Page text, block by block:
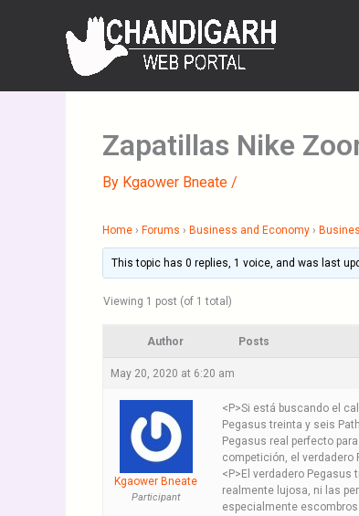
Zapatillas Nike
By Kgaower Bneate /
Home › Forums › Business and Economy ›
This topic has 0 replies, 1 voice, and was last
Viewing 1 post (of 1 total)
Author Posts
May 20, 2020 at 6:20 am
Kgaower Bneate
Participant
<P>Si está buscando el
Pegasus treinta y seis
Pegasus real perfecto
competición, el verdadero
<P>El verdadero
realmente lujosa, ni las
especialmente